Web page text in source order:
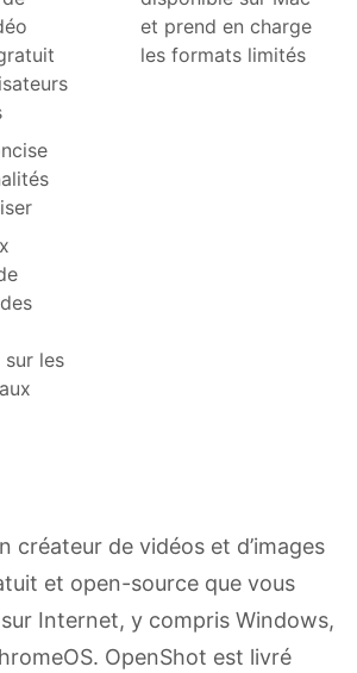
les
et prend en charge
les formats limités
créateur de vidéos et d’images
et open-source que vous
Internet, y compris Windows,
OpenShot est livré